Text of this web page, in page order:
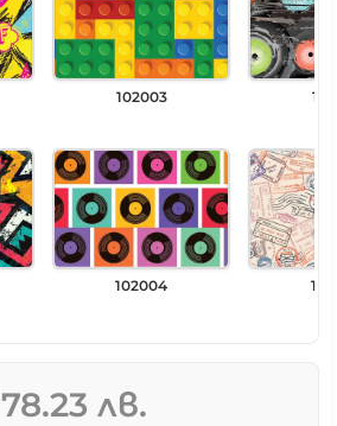
102003
102004
78.23 лв.